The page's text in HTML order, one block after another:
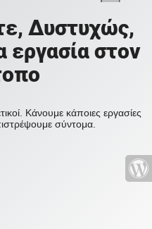
Δυστυχώς,
εργασία στον
Κάνουμε κάποιες εργασίες
σύντομα.